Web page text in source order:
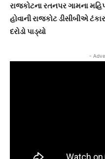
રાજકોટના રતનપર ગામના
હોવાની રાજકોટ ડીસીબીએ
દરોડો પાડ્યો
-